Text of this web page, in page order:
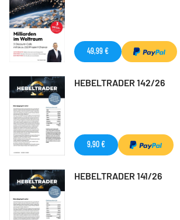
49,99 €
HEBELTRADER 142/26
9,90 €
HEBELTRADER 141/26